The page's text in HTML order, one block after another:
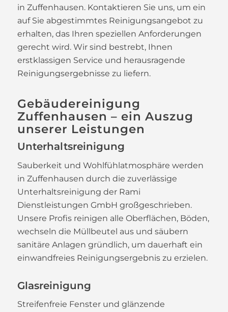
in Zuffenhausen. Kontaktieren Sie uns, um ein
auf Sie abgestimmtes Reinigungsangebot zu
erhalten, das Ihren speziellen Anforderungen
gerecht wird. Wir sind bestrebt, Ihnen
erstklassigen Service und herausragende
Reinigungsergebnisse zu liefern.
Gebäudereinigung
Zuffenhausen – ein Auszug
unserer Leistungen
Unterhaltsreinigung
Sauberkeit und Wohlfühlatmosphäre werden
in Zuffenhausen durch die zuverlässige
Unterhaltsreinigung der Rami
Dienstleistungen GmbH großgeschrieben.
Unsere Profis reinigen alle Oberflächen, Böden,
wechseln die Müllbeutel aus und säubern
sanitäre Anlagen gründlich, um dauerhaft ein
einwandfreies Reinigungsergebnis zu erzielen.
Glasreinigung
Streifenfreie Fenster und glänzende